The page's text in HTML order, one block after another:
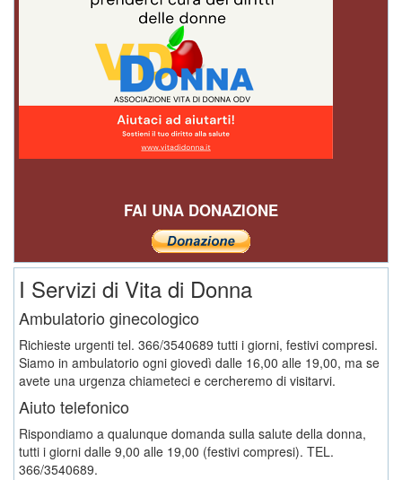
FAI UNA DONAZIONE
I Servizi di Vita di Donna
Ambulatorio ginecologico
Richieste urgenti tel. 366/3540689 tutti i giorni, festivi compresi.
Siamo in ambulatorio ogni giovedì dalle 16,00 alle 19,00, ma se
avete una urgenza chiameteci e cercheremo di visitarvi.
Aiuto telefonico
Rispondiamo a qualunque domanda sulla salute della donna,
tutti i giorni dalle 9,00 alle 19,00 (festivi compresi). TEL.
366/3540689.